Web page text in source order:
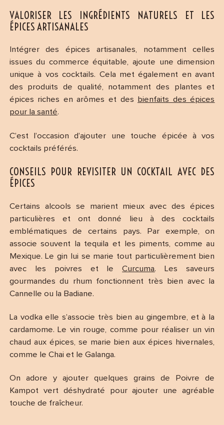
VALORISER LES INGRÉDIENTS NATURELS ET LES
ÉPICES ARTISANALES
Intégrer des épices artisanales, notamment celles
issues du commerce équitable, ajoute une dimension
unique à vos cocktails. Cela met également en avant
des produits de qualité, notamment des plantes et
épices riches en arômes et des
bienfaits des épices
pour la santé.
C’est l’occasion d’ajouter une touche épicée à vos
cocktails préférés.
CONSEILS POUR REVISITER UN COCKTAIL AVEC DES
ÉPICES
Certains alcools se marient mieux avec des épices
particulières et ont donné lieu à des cocktails
emblématiques de certains pays. Par exemple, on
associe souvent la tequila et les piments, comme au
Mexique. Le gin lui se marie tout particulièrement bien
avec les poivres et leCurcuma. Les saveurs
gourmandes du rhum fonctionnent très bien avec la
Cannelle ou la Badiane.
La vodka elle s’associe très bien au gingembre, et à la
cardamome. Le vin rouge, comme pour réaliser un vin
chaud aux épices, se marie bien aux épices hivernales,
comme le Chai et le Galanga.
On adore y ajouter quelques grains de Poivre de
Kampot vert déshydraté pour ajouter une agréable
touche de fraîcheur.